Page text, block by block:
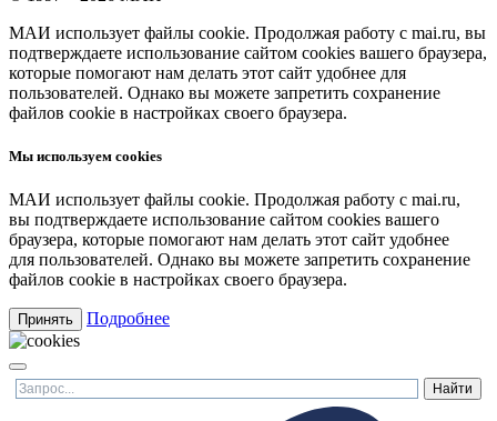
МАИ использует файлы cookie. Продолжая работу с mai.ru, вы
подтверждаете использование сайтом cookies вашего браузера,
которые помогают нам делать этот сайт удобнее для
пользователей. Однако вы можете запретить сохранение
файлов cookie в настройках своего браузера.
Мы используем cookies
МАИ использует файлы cookie. Продолжая работу с mai.ru,
вы подтверждаете использование сайтом cookies вашего
браузера, которые помогают нам делать этот сайт удобнее
для пользователей. Однако вы можете запретить сохранение
файлов cookie в настройках своего браузера.
Принять Подробнее